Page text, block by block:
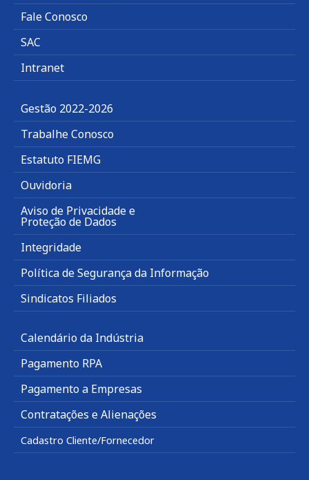
Fale Conosco
SAC
Intranet
Gestão 2022-2026
Trabalhe Conosco
Estatuto FIEMG
Ouvidoria
Aviso de Privacidade e
Proteção de Dados
Integridade
Política de Segurança da Informação
Sindicatos Filiados
Calendário da Indústria
Pagamento RPA
Pagamento a Empresas
Contratações e Alienações
Cadastro Cliente/Fornecedor